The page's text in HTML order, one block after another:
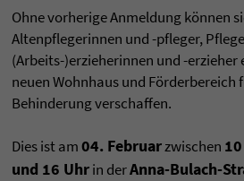
Ohne vorherige Anmeldung können
Altenpflegerinnen und -pfleger,
(Arbeits-)erzieherinnen und -erzieher
neuen Wohnhaus und Förderbereich
Behinderung verschaffen.
Dies ist am04. Februarzwischen
und 16 Uhrin derAnna-Bulach-